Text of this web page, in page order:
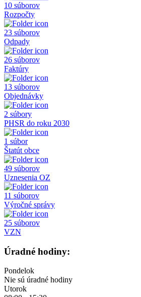
10 súborov
Rozpočty
23 súborov
Odpady
26 súborov
Faktúry
13 súborov
Objednávky
2 súbory
PHSR do roku 2030
1 súbor
Štatút obce
49 súborov
Uznesenia OZ
11 súborov
Výročné správy
25 súborov
VZN
Úradné hodiny:
Pondelok
Nie sú úradné hodiny
Utorok